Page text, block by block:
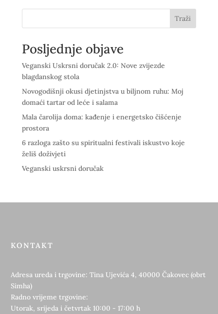
Traži
Posljednje objave
Veganski Uskrsni doručak 2.0: Nove zvijezde
blagdanskog stola
Novogodišnji okusi djetinjstva u biljnom ruhu: Moj
domaći tartar od leće i salama
Mala čarolija doma: kađenje i energetsko čišćenje
prostora
6 razloga zašto su spiritualni festivali iskustvo koje
želiš doživjeti
Veganski uskrsni doručak
KONTAKT
Adresa ureda i trgovine: Tina Ujevića 4, 40000 Čakovec (obrt
Simha)
Radno vrijeme trgovine:
Utorak, srijeda i četvrtak 10:00 - 17:00 h